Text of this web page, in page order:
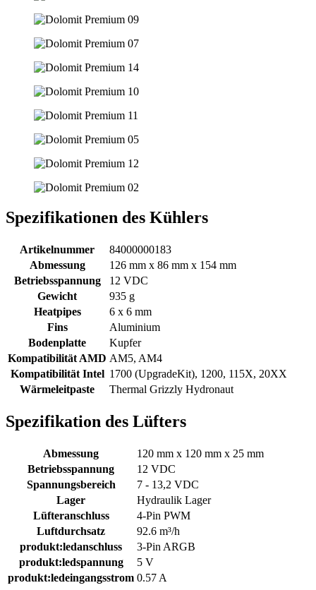
Spezifikationen des Kühlers
Artikelnummer
84000000183
Abmessung
126 mm x 86 mm x 154 mm
Betriebsspannung
12 VDC
Gewicht
935 g
Heatpipes
6 x 6 mm
Fins
Aluminium
Bodenplatte
Kupfer
Kompatibilität AMD AM5, AM4
Kompatibilität Intel 1700 (UpgradeKit), 1200, 115X, 20XX
Wärmeleitpaste
Thermal Grizzly Hydronaut
Spezifikation des Lüfters
Abmessung
120 mm x 120 mm x 25 mm
Betriebsspannung
12 VDC
Spannungsbereich
7 - 13,2 VDC
Lager
Hydraulik Lager
Lüfteranschluss
4-Pin PWM
Luftdurchsatz
92.6 m³/h
produkt:ledanschluss
3-Pin ARGB
produkt:ledspannung
5 V
produkt:ledeingangsstrom 0.57 A